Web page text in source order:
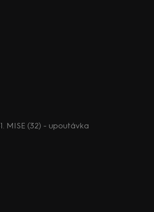
1. MISE (32) - upoutávka